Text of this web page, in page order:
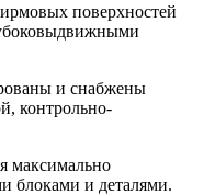
поверхностей
и снабжены
контрольно-
максимально
блоками и деталями.